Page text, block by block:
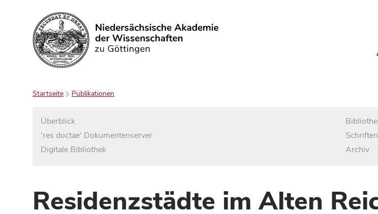
Suchen
Startseite Publikationen
Überblick
'res doctae' Dokumentenserver
Digitale Bibliothek
Archiv
Residenzstädte im Alten